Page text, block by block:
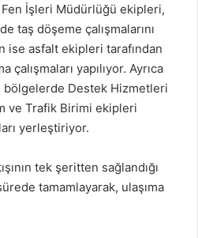
Fen İşleri Müdürlüğü ekipleri,
taş döşeme çalışmalarını
ise asfalt ekipleri tarafından
çalışmaları yapılıyor. Ayrıca
bölgelerde Destek Hizmetleri
ve Trafik Birimi ekipleri
yerleştiriyor.
tek şeritten sağlandığı
tamamlayarak, ulaşıma